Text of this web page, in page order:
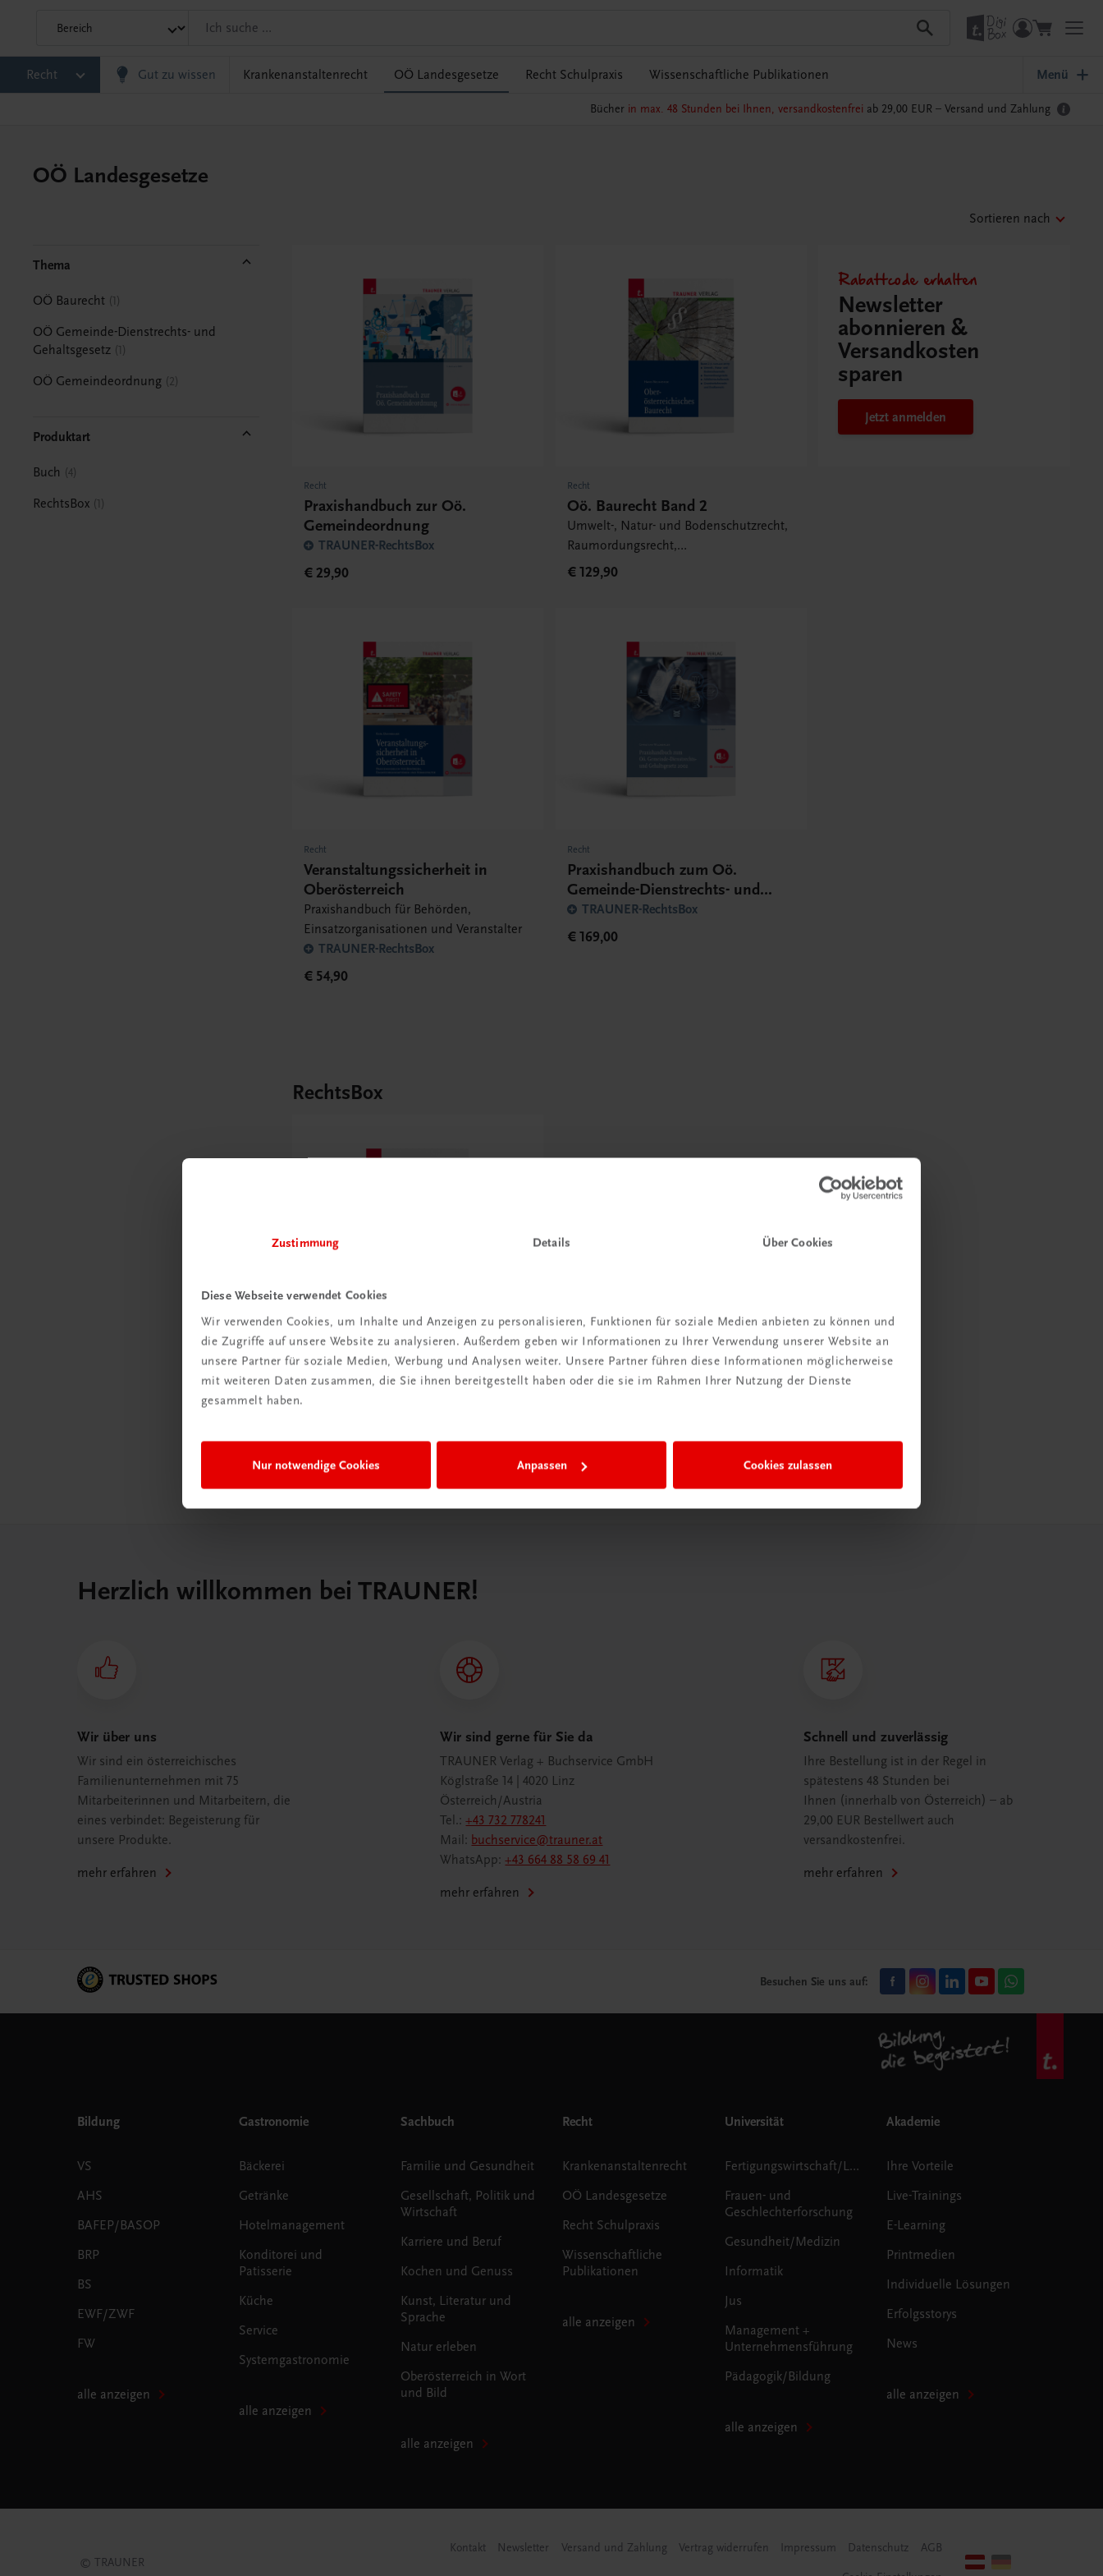
Zustimmung Details Über Cookies
Diese Webseite verwendet Cookies
Wir verwenden Cookies, um Inhalte und Anzeigen zu personalisieren, Funktionen für soziale Medien anbieten zu können und
die Zugriffe auf unsere Website zu analysieren. Außerdem geben wir Informationen zu Ihrer Verwendung unserer Website an
unsere Partner für soziale Medien, Werbung und Analysen weiter. Unsere Partner führen diese Informationen möglicherweise
mit weiteren Daten zusammen, die Sie ihnen bereitgestellt haben oder die sie im Rahmen Ihrer Nutzung der Dienste
gesammelt haben.
Nur notwendige Cookies Anpassen Cookies zulassen
Recht Gut zu wissen Krankenanstaltenrecht OÖ Landesgesetze Recht Schulpraxis Wissenschaftliche Publikationen Menü
Bücher in max. 48 Stunden bei Ihnen, versandkostenfrei ab 29,00 EUR – Versand und Zahlung
OÖ Landesgesetze
Sortieren nach
Thema
OÖ Baurecht 1
OÖ Gemeinde-Dienstrechts- und
Gehaltsgesetz 1
OÖ Gemeindeordnung 2
Produktart
Buch 4
RechtsBox 1
Recht
Praxishandbuch zur Oö.
Gemeindeordnung
TRAUNER-RechtsBox
€ 29,90
Recht
Oö. Baurecht Band 2
Umwelt-, Natur- und Bodenschutzrecht,
Raumordungsrecht,
Abfallwirtschaftsrecht,
€ 129,90
Rabattcode erhalten
Newsletter
abonnieren &
Versandkosten
sparen
Jetzt anmelden
Recht
Veranstaltungssicherheit in
Oberösterreich
Praxishandbuch für Behörden,
Einsatzorganisationen und Veranstalter
TRAUNER-RechtsBox
€ 54,90
Recht
Praxishandbuch zum Oö.
Gemeinde-Dienstrechts- und
Gehaltsgesetz 2002
TRAUNER-RechtsBox
€ 169,00
RechtsBox
Recht
OÖ Gemeindeordnung – E-Book
E-BOOK
€ 159,00
Herzlich willkommen bei TRAUNER!
Wir über uns
Wir sind ein österreichisches
Familienunternehmen mit 75
Mitarbeiterinnen und Mitarbeitern, die
eines verbindet: Begeisterung für
unsere Produkte.
mehr erfahren
Wir sind gerne für Sie da
TRAUNER Verlag + Buchservice GmbH
Köglstraße 14 | 4020 Linz
Österreich/Austria
Tel.:+43 732 778241
Mail: buchservice@trauner.at
WhatsApp:+43 664 88 58 69 41
mehr erfahren
Schnell und zuverlässig
Ihre Bestellung ist in der Regel in
spätestens 48 Stunden bei
Ihnen (innerhalb von Österreich) – ab
29,00 EUR Bestellwert auch
versandkostenfrei.
mehr erfahren
Besuchen Sie uns auf:
Bildung
VS
AHS
BAFEP/BASOP
BRP
BS
EWF/ZWF
FW
alle anzeigen
Gastronomie
Bäckerei
Getränke
Hotelmanagement
Konditorei und
Patisserie
Küche
Service
Systemgastronomie
alle anzeigen
Sachbuch
Familie und Gesundheit
Gesellschaft, Politik und
Wirtschaft
Karriere und Beruf
Kochen und Genuss
Kunst, Literatur und
Sprache
Natur erleben
Oberösterreich in Wort
und Bild
alle anzeigen
Recht
Krankenanstaltenrecht
OÖ Landesgesetze
Recht Schulpraxis
Wissenschaftliche
Publikationen
alle anzeigen
Universität
Fertigungswirtschaft/Logistik
Frauen- und
Geschlechterforschung
Gesundheit/Medizin
Informatik
Jus
Management +
Unternehmensführung
Pädagogik/Bildung
alle anzeigen
Akademie
Ihre Vorteile
Live-Trainings
E-Learning
Printmedien
Individuelle Lösungen
Erfolgsstorys
News
alle anzeigen
© TRAUNER
Kontakt Newsletter Versand und Zahlung Vertrag widerrufen Impressum Datenschutz AGB